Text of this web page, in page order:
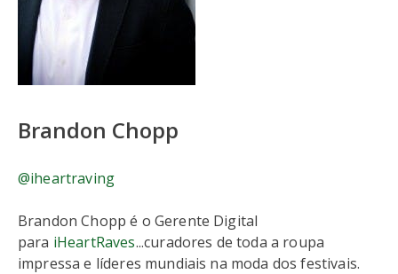
Brandon Chopp
@iheartraving
Brandon Chopp é o Gerente Digital
para iHeartRaves...curadores de toda a roupa
impressa e líderes mundiais na moda dos festivais.